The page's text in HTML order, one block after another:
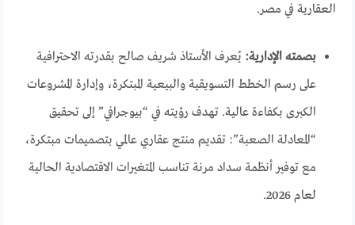
العقارية في مصر.
بصمته الإدارية: يُعرف الأستاذ شريف صالح بقدرته الاحترافية
على رسم الخطط التسويقية والبيعية المبتكرة، وإدارة المشروعات
الكبرى بكفاءة عالية. تهدف رؤيته في “بيوجرافي” إلى تحقيق
“المعادلة الصعبة”: تقديم منتج عقاري عالمي بتصميمات مبتكرة،
مع توفير أنظمة سداد مرنة تناسب المتغيرات الاقتصادية الحالية
لعام 2026.